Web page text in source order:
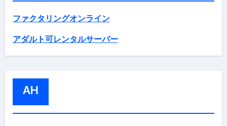
ファクタリングオンライン
アダルト可レンタルサーバー
AH